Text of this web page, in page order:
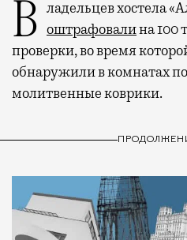
Владельцев хостела
оштрафовалина 100
проверки, во время
обнаружили в комнатах
молитвенные коврики.